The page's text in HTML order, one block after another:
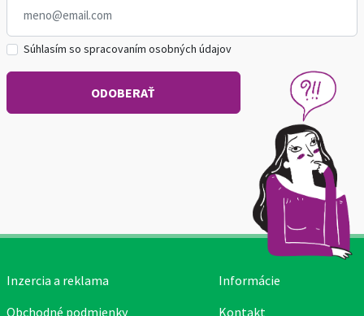
Súhlasím so spracovaním osobných údajov
Inzercia a reklama
Obchodné podmienky
Informácie
Kontakt